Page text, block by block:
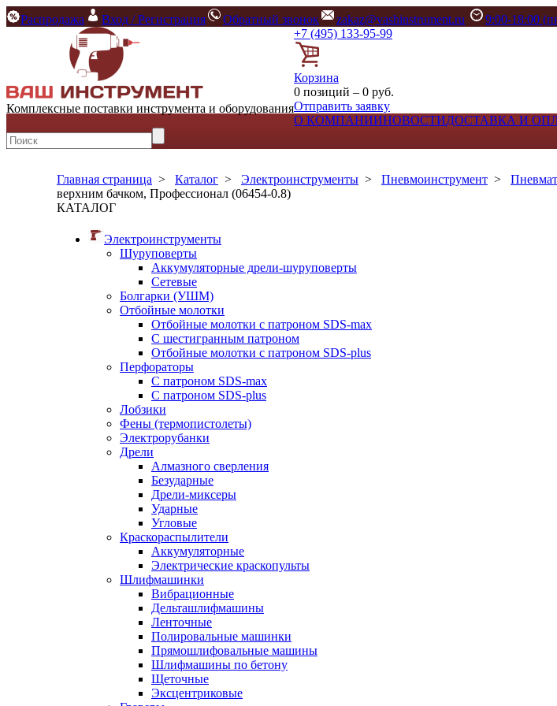
Распродажа Вход / Регистрация Обратный звонок zakaz@vashinstrument.ru 9:00-18:00
Комплексные поставки инструмента и оборудования
+7 (495) 133-95-99
Корзина
0 позиций – 0 руб.
Отправить заявку
О КОМПАНИИНОВОСТИДОСТАВКА И
Главная страница > Каталог > Электроинструменты > Пневмоинструмент >
верхним бачком, Профессионал (06454-0.8)
КАТАЛОГ
Электроинструменты
Шуруповерты
Аккумуляторные дрели-шуруповерты
Сетевые
Болгарки (УШМ)
Отбойные молотки
Отбойные молотки с патроном SDS-max
С шестигранным патроном
Отбойные молотки с патроном SDS-plus
Перфораторы
С патроном SDS-max
С патроном SDS-plus
Лобзики
Фены (термопистолеты)
Электрорубанки
Дрели
Алмазного сверления
Безударные
Дрели-миксеры
Ударные
Угловые
Краскораспылители
Аккумуляторные
Электрические краскопульты
Шлифмашинки
Вибрационные
Дельташлифмашины
Ленточные
Полировальные машинки
Прямошлифовальные машины
Шлифмашины по бетону
Щеточные
Эксцентриковые